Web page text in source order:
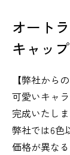
オート
キャッ
【弊社から
可愛いキャ
完成いたしま
弊社では6色
価格が異な